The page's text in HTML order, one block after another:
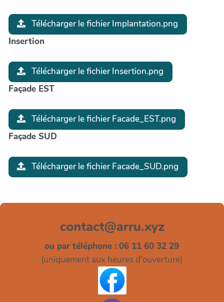
Télécharger le fichier Implantation.png
Insertion
Télécharger le fichier Insertion.png
Façade EST
Télécharger le fichier Facade_EST.png
Façade SUD
Télécharger le fichier Facade_SUD.png
ou par téléphone : 06 11 60 32 29
(uniquement aux heures d'ouverture)